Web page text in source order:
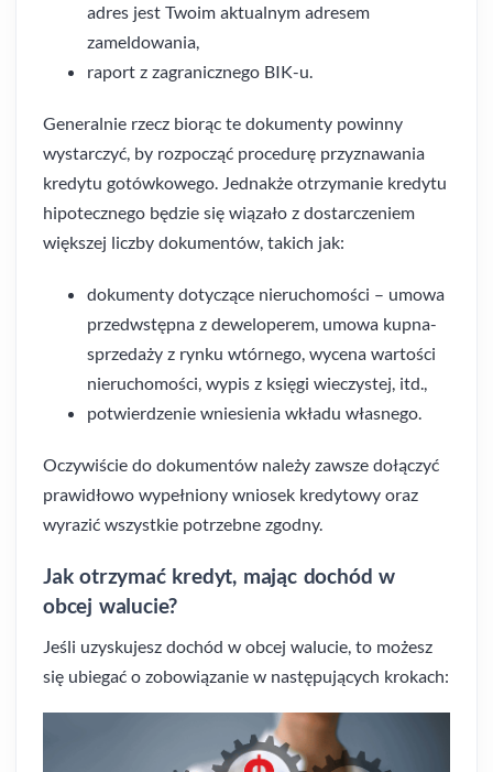
adres jest Twoim aktualnym adresem
zameldowania,
raport z zagranicznego BIK-u.
Generalnie rzecz biorąc te dokumenty powinny
wystarczyć, by rozpocząć procedurę przyznawania
kredytu gotówkowego. Jednakże otrzymanie kredytu
hipotecznego będzie się wiązało z dostarczeniem
większej liczby dokumentów, takich jak:
dokumenty dotyczące nieruchomości – umowa
przedwstępna z deweloperem, umowa kupna-
sprzedaży z rynku wtórnego, wycena wartości
nieruchomości, wypis z księgi wieczystej, itd.,
potwierdzenie wniesienia wkładu własnego.
Oczywiście do dokumentów należy zawsze dołączyć
prawidłowo wypełniony wniosek kredytowy oraz
wyrazić wszystkie potrzebne zgodny.
Jak otrzymać kredyt, mając dochód w
obcej walucie?
Jeśli uzyskujesz dochód w obcej walucie, to możesz
się ubiegać o zobowiązanie w następujących krokach: